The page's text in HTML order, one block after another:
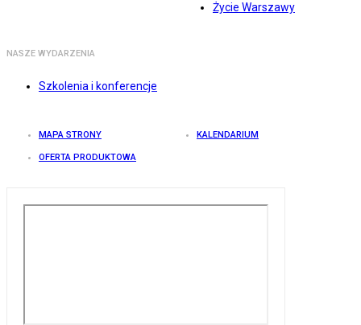
Życie Warszawy
NASZE WYDARZENIA
Szkolenia i konferencje
MAPA STRONY KALENDARIUM
OFERTA PRODUKTOWA